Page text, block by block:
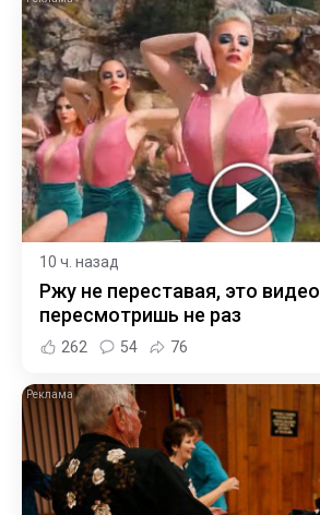
10 ч. назад
Ржу не переставая, это видео
пересмотришь не раз
262 54 76